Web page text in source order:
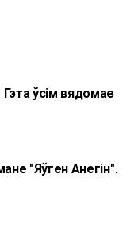
ўсім вядомае
"Яўген Анегін".